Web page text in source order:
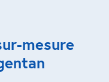
mesure